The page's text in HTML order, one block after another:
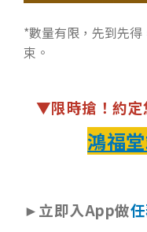
*數量有限，先到先
束。
▼限時搶！約
鴻福
►立即入App做